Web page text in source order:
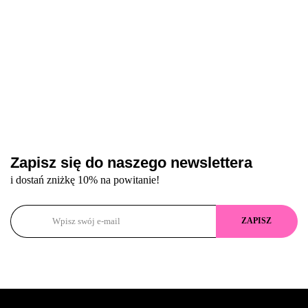
Zapisz się do naszego newslettera
i dostań zniżkę 10% na powitanie!